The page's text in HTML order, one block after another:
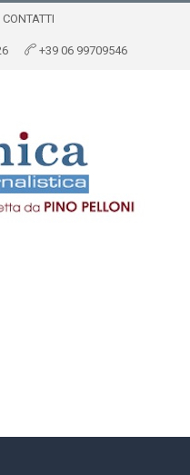
CONTATTI
+39 06 99709546